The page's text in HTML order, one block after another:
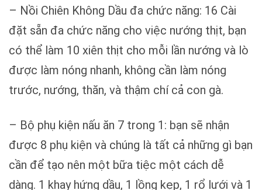
– Nồi Chiên Không Dầu đa chức năng: 16 Cài
đặt sẵn đa chức năng cho việc nướng thịt, bạn
có thể làm 10 xiên thịt cho mỗi lần nướng và lò
được làm nóng nhanh, không cần làm nóng
trước, nướng, thăn, và thậm chí cả con gà.
– Bộ phụ kiện nấu ăn 7 trong 1: bạn sẽ nhận
được 8 phụ kiện và chúng là tất cả những gì bạn
cần để tạo nên một bữa tiệc một cách dễ
dàng. 1 khay hứng dầu, 1 lồng kẹp, 1 rổ lưới và 1